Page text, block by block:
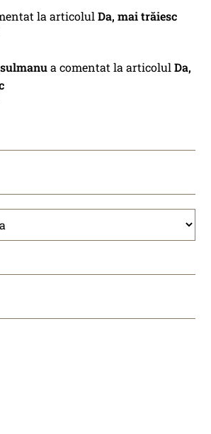
la articolulDa, mai trăiesc
a comentat la articolulDa,